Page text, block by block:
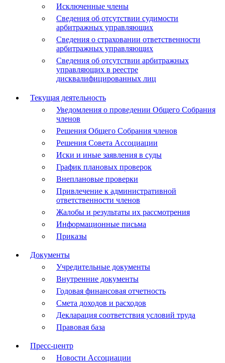
Исключенные члены
Сведения об отсутствии судимости
арбитражных управляющих
Сведения о страховании ответственности
арбитражных управляющих
Сведения об отсутствии арбитражных
управляющих в реестре
дисквалифицированных лиц
Текущая деятельность
Уведомления о проведении Общего Собрания
членов
Решения Общего Собрания членов
Решения Совета Ассоциации
Иски и иные заявления в суды
График плановых проверок
Внеплановые проверки
Привлечение к административной
ответственности членов
Жалобы и результаты их рассмотрения
Информационные письма
Приказы
Документы
Учредительные документы
Внутренние документы
Годовая финансовая отчетность
Смета доходов и расходов
Декларация соответствия условий труда
Правовая база
Пресс-центр
Новости Ассоциации